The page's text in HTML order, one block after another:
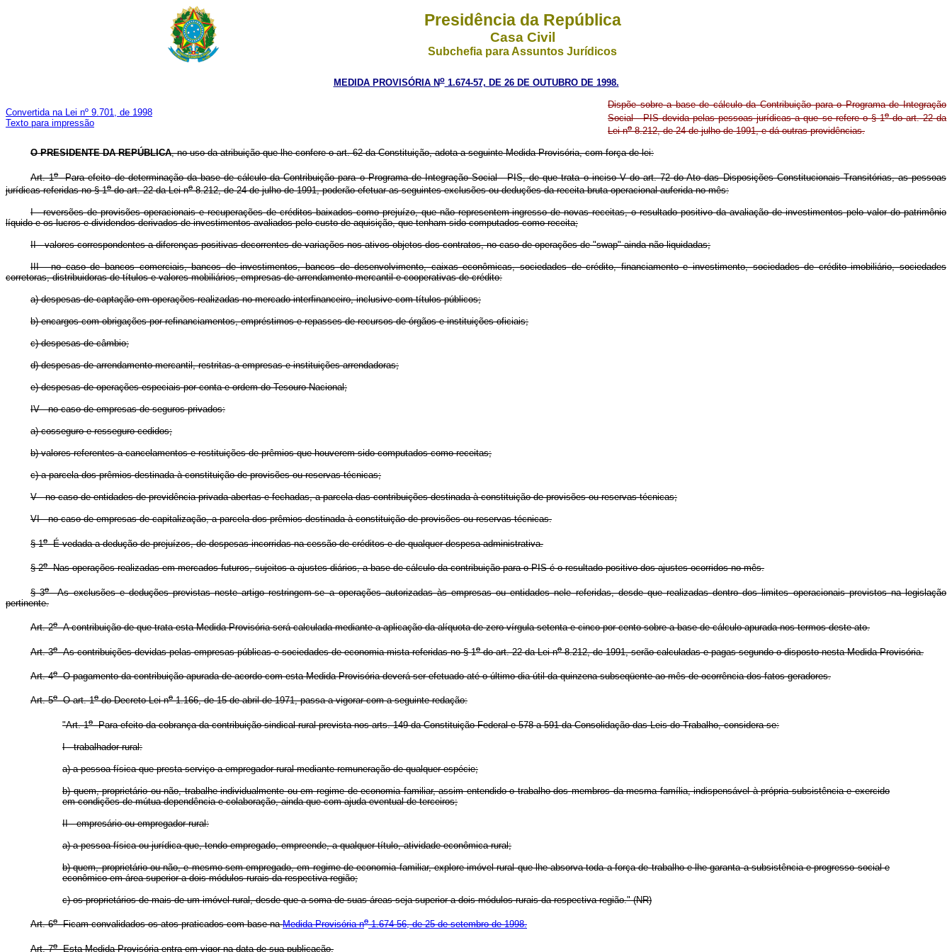
Presidência da República
Casa Civil
Subchefia para Assuntos Jurídicos
MEDIDA PROVISÓRIA No1.674-57, DE 26 DE OUTUBRO DE 1998.
Convertida na Lei nº 9.701, de 1998
Texto para impressão
Dispõe sobre a base de cálculo da Contribuição para o Programa de Integração
Social - PIS devida pelas pessoas jurídicas a que se refere o § 1odo art. 22 da
Lei no8.212, de 24 de julho de 1991, e dá outras providências.
O PRESIDENTE DA REPÚBLICA, no uso da atribuição que lhe confere o art. 62 da Constituição, adota a seguinte Medida Provisória, com força de lei:
Art. 1oPara efeito de determinação da base de cálculo da Contribuição para o Programa de Integração Social - PIS, de que trata o inciso V do art. 72 do Ato das Disposições Constitucionais Transitórias, as pessoas
jurídicas referidas no § 1odo art. 22 da Lei no8.212, de 24 de julho de 1991, poderão efetuar as seguintes exclusões ou deduções da receita bruta operacional auferida no mês:
I - reversões de provisões operacionais e recuperações de créditos baixados como prejuízo, que não representem ingresso de novas receitas, o resultado positivo da avaliação de investimentos pelo valor do patrimônio
líquido e os lucros e dividendos derivados de investimentos avaliados pelo custo de aquisição, que tenham sido computados como receita;
II - valores correspondentes a diferenças positivas decorrentes de variações nos ativos objetos dos contratos, no caso de operações de "swap" ainda não liquidadas;
III - no caso de bancos comerciais, bancos de investimentos, bancos de desenvolvimento, caixas econômicas, sociedades de crédito, financiamento e investimento, sociedades de crédito imobiliário, sociedades
corretoras, distribuidoras de títulos e valores mobiliários, empresas de arrendamento mercantil e cooperativas de crédito:
a) despesas de captação em operações realizadas no mercado interfinanceiro, inclusive com títulos públicos;
b) encargos com obrigações por refinanciamentos, empréstimos e repasses de recursos de órgãos e instituições oficiais;
c) despesas de câmbio;
d) despesas de arrendamento mercantil, restritas a empresas e instituições arrendadoras;
e) despesas de operações especiais por conta e ordem do Tesouro Nacional;
IV - no caso de empresas de seguros privados:
a) cosseguro e resseguro cedidos;
b) valores referentes a cancelamentos e restituições de prêmios que houverem sido computados como receitas;
c) a parcela dos prêmios destinada à constituição de provisões ou reservas técnicas;
V - no caso de entidades de previdência privada abertas e fechadas, a parcela das contribuições destinada à constituição de provisões ou reservas técnicas;
VI - no caso de empresas de capitalização, a parcela dos prêmios destinada à constituição de provisões ou reservas técnicas.
§ 1oÉ vedada a dedução de prejuízos, de despesas incorridas na cessão de créditos e de qualquer despesa administrativa.
§ 2oNas operações realizadas em mercados futuros, sujeitos a ajustes diários, a base de cálculo da contribuição para o PIS é o resultado positivo dos ajustes ocorridos no mês.
§ 3oAs exclusões e deduções previstas neste artigo restringem-se a operações autorizadas às empresas ou entidades nele referidas, desde que realizadas dentro dos limites operacionais previstos na legislação
pertinente.
Art. 2oA contribuição de que trata esta Medida Provisória será calculada mediante a aplicação da alíquota de zero vírgula setenta e cinco por cento sobre a base de cálculo apurada nos termos deste ato.
Art. 3oAs contribuições devidas pelas empresas públicas e sociedades de economia mista referidas no § 1odo art. 22 da Lei no8.212, de 1991, serão calculadas e pagas segundo o disposto nesta Medida Provisória.
Art. 4oO pagamento da contribuição apurada de acordo com esta Medida Provisória deverá ser efetuado até o último dia útil da quinzena subseqüente ao mês de ocorrência dos fatos geradores.
Art. 5oO art. 1odo Decreto-Lei no1.166, de 15 de abril de 1971, passa a vigorar com a seguinte redação:
"Art. 1oPara efeito da cobrança da contribuição sindical rural prevista nos arts. 149 da Constituição Federal e 578 a 591 da Consolidação das Leis do Trabalho, considera-se:
I - trabalhador rural:
a) a pessoa física que presta serviço a empregador rural mediante remuneração de qualquer espécie;
b) quem, proprietário ou não, trabalhe individualmente ou em regime de economia familiar, assim entendido o trabalho dos membros da mesma família, indispensável à própria subsistência e exercido
em condições de mútua dependência e colaboração, ainda que com ajuda eventual de terceiros;
II - empresário ou empregador rural:
a) a pessoa física ou jurídica que, tendo empregado, empreende, a qualquer título, atividade econômica rural;
b) quem, proprietário ou não, e mesmo sem empregado, em regime de economia familiar, explore imóvel rural que lhe absorva toda a força de trabalho e lhe garanta a subsistência e progresso social e
econômico em área superior a dois módulos rurais da respectiva região;
c) os proprietários de mais de um imóvel rural, desde que a soma de suas áreas seja superior a dois módulos rurais da respectiva região." (NR)
Art. 6oFicam convalidados os atos praticados com base naMedida Provisória no1.674-56, de 25 de setembro de 1998.
Art. 7oEsta Medida Provisória entra em vigor na data de sua publicação.